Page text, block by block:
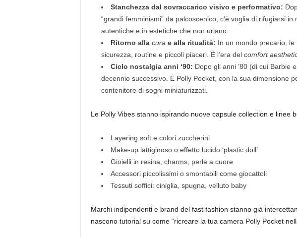
Stanchezza dal sovraccarico visivo e performativo:
“grandi femminismi” da palcoscenico, c’è voglia di rifugiarsi
autentiche e in estetiche che non urlano.
Ritorno alla cura e alla ritualità: In un mondo precario,
sicurezza, routine e piccoli piaceri. È l’era del comfort
Ciclo nostalgia anni ‘90: Dopo gli anni ’80 (di cui Barbie
decennio successivo. E Polly Pocket, con la sua dimensione
contenitore di sogni miniaturizzati.
Le Polly Vibes stanno ispirando nuove capsule collection e linee
Layering soft e colori zuccherini
Make-up lattiginoso o effetto lucido ‘plastic doll’
Gioielli in resina, charms, perle a cuore
Accessori piccolissimi o smontabili come giocattoli
Tessuti soffici: ciniglia, spugna, velluto baby
Marchi indipendenti e brand del fast fashion stanno già
nascono tutorial su come “ricreare la tua camera Polly Pocket